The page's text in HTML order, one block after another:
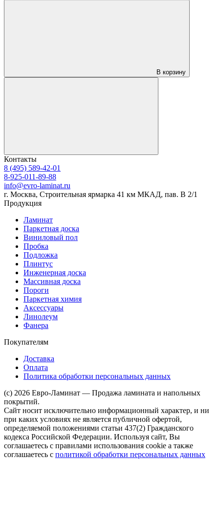
В корзину
Контакты
8 (495) 589-42-01
8-925-011-89-88
info@evro-laminat.ru
г. Москва, Строительная ярмарка 41 км МКАД, пав. В 2/1
Продукция
Ламинат
Паркетная доска
Виниловый пол
Пробка
Подложка
Плинтус
Инженерная доска
Массивная доска
Пороги
Паркетная химия
Аксессуары
Линолеум
Фанера
Покупателям
Доставка
Оплата
Политика обработки персональных данных
(c) 2026 Евро-Ламинат — Продажа ламината и напольных
покрытий.
Сайт носит исключительно информационный характер, и ни
при каких условиях не является публичной офертой,
определяемой положениями статьи 437(2) Гражданского
кодекса Российской Федерации. Используя сайт, Вы
соглашаетесь с правилами использования cookie а также
соглашаетесь с политикой обработки персональных данных